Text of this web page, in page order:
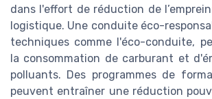
dans l'effort de réduction de
logistique. Une conduite éco-
techniques comme l'éco-conduite,
la consommation de carburant et
polluants. Des programmes de
peuvent entraîner une réduction